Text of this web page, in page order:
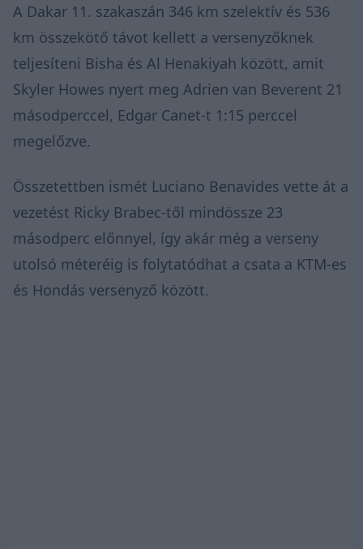
A Dakar 11. szakaszán 346 km szelektív és 536
km összekötő távot kellett a versenyzőknek
teljesíteni Bisha és Al Henakiyah között, amit
Skyler Howes nyert meg Adrien van Beverent 21
másodperccel, Edgar Canet-t 1:15 perccel
megelőzve.
Összetettben ismét Luciano Benavides vette át a
vezetést Ricky Brabec-től mindössze 23
másodperc előnnyel, így akár még a verseny
utolsó méteréig is folytatódhat a csata a KTM-es
és Hondás versenyző között.